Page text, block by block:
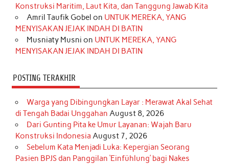
k
a
m
s
t
n
Konstruksi Maritim, Laut Kita, dan Tanggung Jawab Kita
Amril Taufik Gobel on UNTUK MEREKA, YANG
MENYISAKAN JEJAK INDAH DI BATIN
Musniaty Musni on UNTUK MEREKA, YANG
MENYISAKAN JEJAK INDAH DI BATIN
POSTING TERAKHIR
Warga yang Dibingungkan Layar : Merawat Akal Sehat
di Tengah Badai Unggahan August 8, 2026
Dari Gunting Pita ke Umur Layanan: Wajah Baru
Konstruksi Indonesia August 7, 2026
Sebelum Kata Menjadi Luka: Kepergian Seorang
Pasien BPJS dan Panggilan ‘Einfühlung’ bagi Nakes